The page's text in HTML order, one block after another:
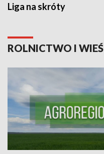
Liga na skróty
ROLNICTWO I WIEŚ